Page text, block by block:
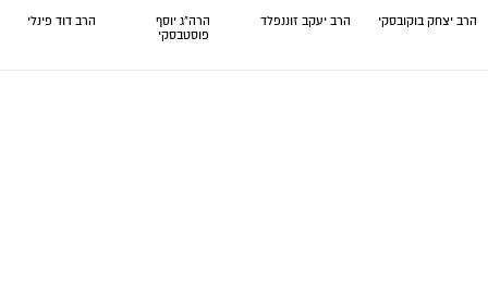
הרב יצחק בוקובסקי הרב יעקב זוננפלד
הרה"ג יוסף
פוסטבסקי
הרב דוד פינלי